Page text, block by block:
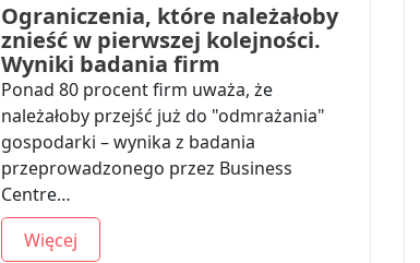
Ograniczenia, które należałoby
znieść w pierwszej kolejności.
Wyniki badania firm
Ponad 80 procent firm uważa, że
należałoby przejść już do "odmrażania"
gospodarki – wynika z badania
przeprowadzonego przez Business
Centre…
Więcej